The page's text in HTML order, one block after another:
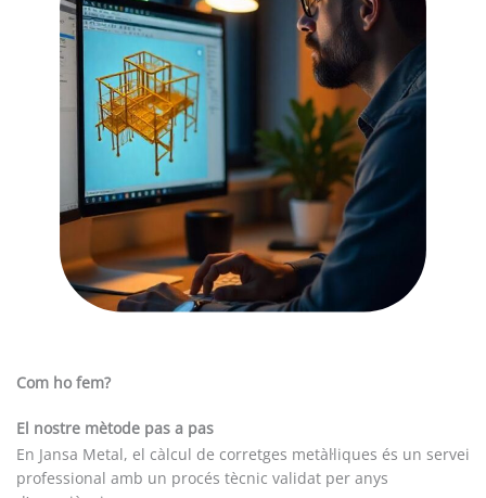
Com ho fem?
El nostre mètode pas a pas
En Jansa Metal, el càlcul de corretges metàl·liques és un servei
professional amb un procés tècnic validat per anys